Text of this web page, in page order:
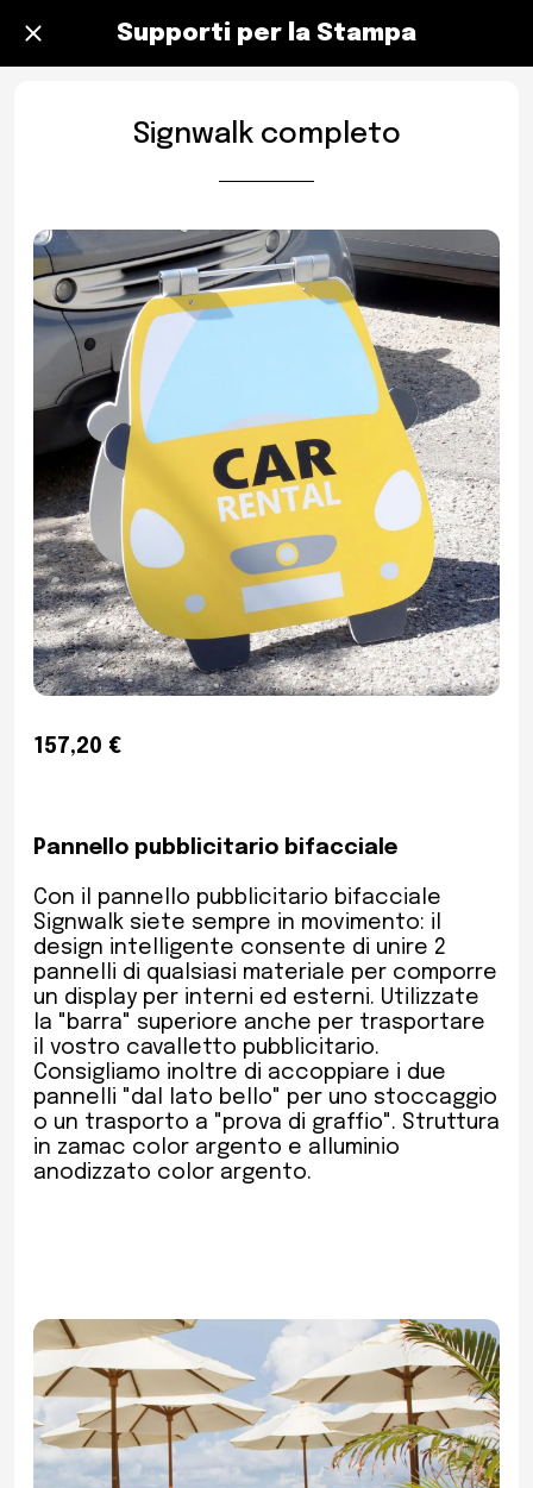
Supporti per la Stampa
Signwalk completo
157,20 €
Pannello pubblicitario bifacciale
Con il pannello pubblicitario bifacciale
Signwalk siete sempre in movimento: il
design intelligente consente di unire 2
pannelli di qualsiasi materiale per comporre
un display per interni ed esterni. Utilizzate
la "barra" superiore anche per trasportare
il vostro cavalletto pubblicitario.
Consigliamo inoltre di accoppiare i due
pannelli "dal lato bello" per uno stoccaggio
o un trasporto a "prova di graffio". Struttura
in zamac color argento e alluminio
anodizzato color argento.